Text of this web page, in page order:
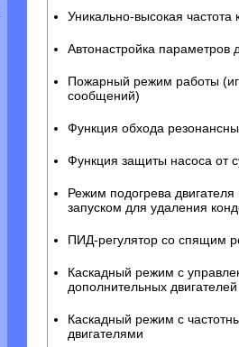
Уникально-высокая частота
Автонастройка параметров
Пожарный режим работы
сообщений)
Функция обхода
Функция защиты насоса от
Режим подогрева
запуском для удаления
ПИД-регулятор со спящим
Каскадный режим с
дополнительных двигателей
Каскадный режим с
двигателями